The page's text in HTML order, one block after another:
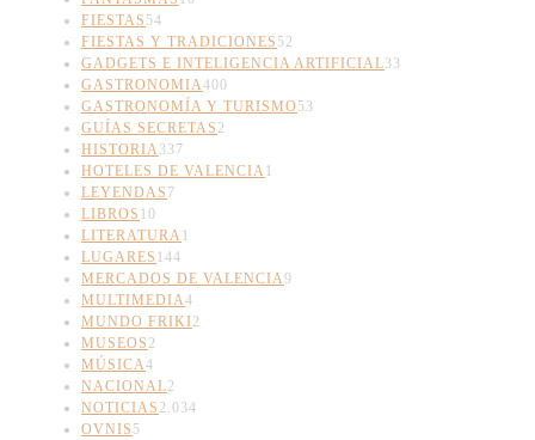
FIESTAS 54
FIESTAS Y TRADICIONES 52
GADGETS E INTELIGENCIA ARTIFICIAL33
GASTRONOMIA400
GASTRONOMÍA Y TURISMO 53
GUÍAS SECRETAS 2
HISTORIA337
HOTELES DE VALENCIA1
LEYENDAS 7
LIBROS 10
LITERATURA1
LUGARES 144
MERCADOS DE VALENCIA9
MULTIMEDIA4
MUNDO FRIKI2
MUSEOS 2
MÚSICA4
NACIONAL2
NOTICIAS 2.034
OVNIS 5